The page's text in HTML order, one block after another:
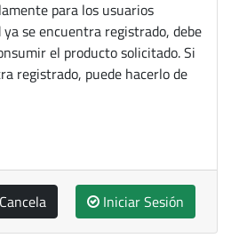
para los usuarios
se encuentra registrado, debe
el producto solicitado. Si
registrado, puede hacerlo de
Cancela Iniciar Sesión